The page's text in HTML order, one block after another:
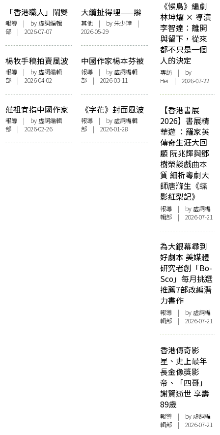
「香港職人」鬧雙
胞 集體回憶視覺元
素常撞樣？
報導 | by 虛詞編輯
部 | 2026-07-07
大纜扯得埋——辮
子姑娘與沙千夢
其他| by 朱少璋|
2026-05-29
楊牧手稿拍賣風波
一探所有權、著作
權與資本市場的拔
河
報導 | by 虛詞編輯
部 | 2026-04-02
中國作家楊本芬被
控抄襲 坦承挪用余
華、王朔等佳句 致
歉稱「他人表達更
為妥帖」
報導| by 虛詞編輯
部 | 2026-03-11
莊祖宜指中國作家
殳俏侵權 《雙食
記》與原著部分內
容高度雷同 是單純
報導 | by 虛詞編輯
部 | 2026-02-26
《字花》封面風波
爭議 一探肖像與新
聞自由、傳媒本質
分野及工作倫理議
報導| by 虛詞編輯
部 | 2026-01-28
《候鳥》編劇
林坤燿 × 導演
李智達：離開
與留下，從來
都不只是一個
人的決定
專訪 | by
Hei | 2026-07-22
【香港書展
2026】書展精
華遊 ：羅家英
傳奇生涯大回
顧 阮兆輝與鄧
樹榮談戲曲本
質 細析粵劇大
師唐滌生《蝶
影紅梨記》
報導 | by 虛詞編
輯部 | 2026-07-21
為大銀幕尋到
好劇本 美媒體
研究者創「Bo-
Sco」每月挑選
推薦7部改編潛
力書作
報導 | by 虛詞編
輯部 | 2026-07-21
香港傳奇影
星、史上最年
長金像獎影
帝、「四哥」
謝賢逝世 享壽
89歲
報導 | by 虛詞編
輯部 | 2026-07-21